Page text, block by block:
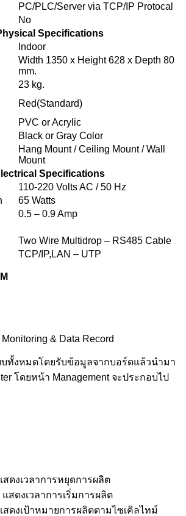
PC/PLC/Server via TCP/IP Protocal
No
Specifications
Indoor
Width 1350 x Height 628 x Depth 80
mm.
23 kg.
Red(Standard)
PVC or Acrylic
Black or Gray Color
Hang Mount / Ceiling Mount / Wall
Mount
Specifications
110-220 Volts AC / 50 Hz
65 Watts
0.5 – 0.9 Amp
Two Wire Multidrop – RS485 Cable
TCP/IP,LAN – UTP
& Data Record
ทั้งหมดโดยรับข้อมูลจากบอร์ดแล้วนำมา
โดยหน้า Management จะประกอบไป
สดงเวลาการหยุดการผลิต
แสดงเวลาการเริ่มการผลิต
สดงเป้าหมายการผลิตตามไซเคิลไทม์